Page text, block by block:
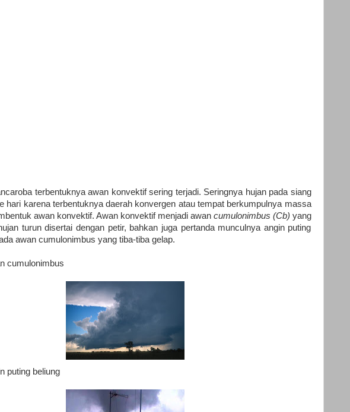
terbentuknya awan konvektif sering terjadi. Seringnya hujan pada siang
hari karena terbentuknya daerah konvergen atau tempat berkumpulnya massa
awan konvektif. Awan konvektif menjadi awan cumulonimbus (Cb) yang
turun disertai dengan petir, bahkan juga pertanda munculnya angin puting
awan cumulonimbus yang tiba-tiba gelap.
cumulonimbus
puting beliung